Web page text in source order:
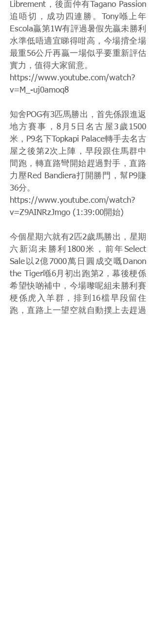
Librement，後面仲有Tagano Passion
追唔切，成功四連勝。Tony喺上年
Escola贏第1W有評過暑假先贏未勝利
水準低唔適宜睇得咁高，今場揹全場
最重56公斤再贏一場似乎要重新評估
實力，值得大家留意。
https://www.youtube.com/watch?
v=M_-uj0amoq8
知舍POG有3匹馬勝出，首先係跟進返
地方賽事，8月5日名古屋3歲1500
米，P9名下Topkapi Palace轉手去名古
屋之後第2次上陣，早段跟住馬群中
間跑，轉直路彎開始趕過對手，直路
力壓Red Bandiera打開勝門，幫P9賺
36分。
https://www.youtube.com/watch?
v=Z9AINRzJmgo (1:39:00開始)
今個星期六就有2匹2歲馬勝出，星期
六新潟未勝利1800米，前年Select
Sale以2億7000萬日圓成交嘅Danon
the Tiger喺6月初出跑第2，幕後梗係
希望快啲補中，今場嚟呢組未勝利賽
梗係虎入羊群，排到16檔早段留住
跑，直路上一望空就自動撲上去趕過